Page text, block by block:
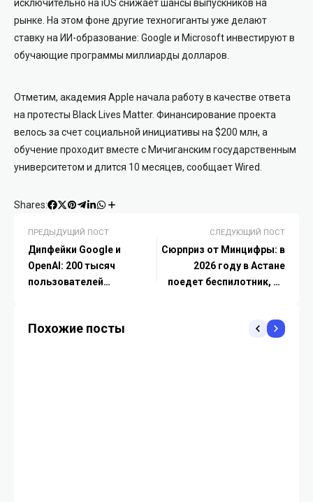
исключительно на iOS снижает шансы выпускников на
рынке. На этом фоне другие техногиганты уже делают
ставку на ИИ-образование: Google и Microsoft инвестируют в
обучающие программы миллиарды долларов.
Отметим, академия Apple начала работу в качестве ответа
на протесты Black Lives Matter. Финансирование проекта
велось за счет социальной инициативы на $200 млн, а
обучение проходит вместе с Мичиганским государственным
университетом и длится 10 месяцев, сообщает Wired.
Shares:
ПРЕДЫДУЩИЙ ПОСТ
Дипфейки Google и
OpenAI: 200 тысяч
пользователей
СЛЕДУЮЩИЙ ПОСТ
Сюрприз от Минцифры: в
2026 году в Астане
поедет беспилотник, но
Похожие посты